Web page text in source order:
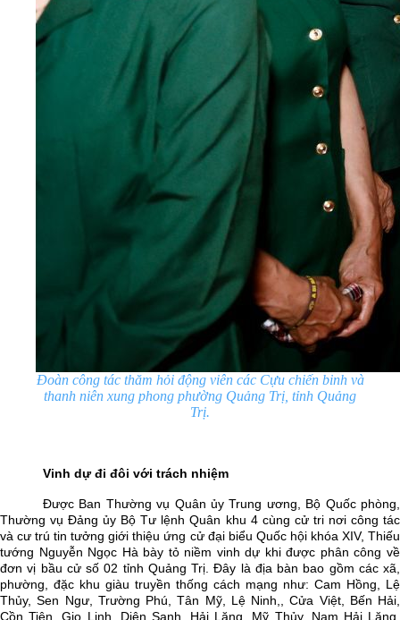
Đoàn công tác thăm hỏi động viên các Cựu chiến binh và
thanh niên xung phong phường Quảng Trị, tỉnh Quảng
Trị.
Vinh dự đi đôi với trách nhiệm
Được Ban Thường vụ Quân ủy Trung ương, Bộ Quốc phòng,
Thường vụ Đảng ủy Bộ Tư lệnh Quân khu 4 cùng cử tri nơi công tác
và cư trú tin tưởng giới thiệu ứng cử đại biểu Quốc hội khóa XIV, Thiếu
tướng Nguyễn Ngọc Hà bày tỏ niềm vinh dự khi được phân công về
đơn vị bầu cử số 02 tỉnh Quảng Trị. Đây là địa bàn bao gồm các xã,
phường, đặc khu giàu truyền thống cách mạng như: Cam Hồng, Lệ
Thủy, Sen Ngư, Trường Phú, Tân Mỹ, Lệ Ninh,, Cửa Việt, Bến Hải,
Cồn Tiên, Gio Linh, Diên Sanh, Hải Lăng, Mỹ Thủy, Nam Hải Lăng,